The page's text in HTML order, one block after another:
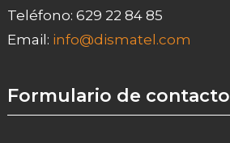
Teléfono: 629 22 84 85
Email: info@dismatel.com
Formulario de contacto